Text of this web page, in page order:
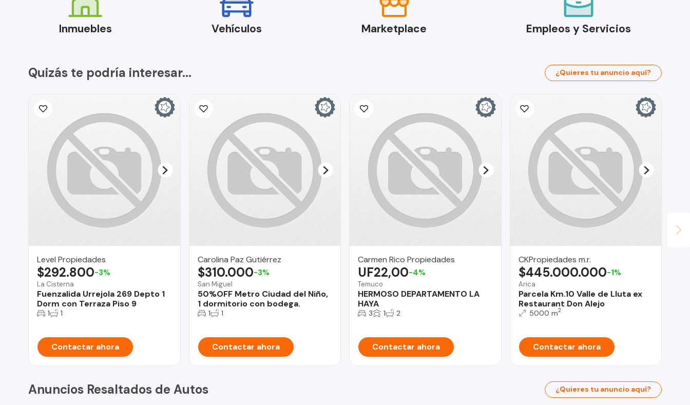
Inmuebles Vehículos Marketplace Empleos y Servicios
Quizás te podría interesar... ¿Quieres tu anuncio aquí?
Level Propiedades
La Cisterna
Fuenzalida Urrejola 269 Depto 1
Dorm con Terraza Piso 9
$292.800-3%
1 1
Contactar ahora
Carolina Paz Gutiérrez
San Miguel
50%OFF Metro Ciudad del Niño,
1 dormitorio con bodega.
$310.000-3%
1 1
Contactar ahora
Carmen Rico Propiedades
Temuco
HERMOSO DEPARTAMENTO LA
HAYA
UF22,00-4%
3 1 2
Contactar ahora
CKPropiedades m.r.
Arica
Parcela Km.10 Valle de Lluta ex
Restaurant Don Alejo
$445.000.000-1%
5000 m2
Contactar ahora
Anuncios Resaltados de Autos ¿Quieres tu anuncio aquí?